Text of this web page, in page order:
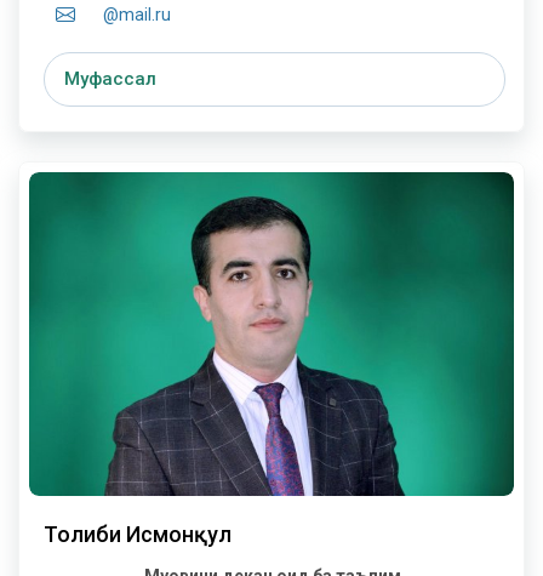
@mail.ru
Муфассал
Толиби Исмонқул